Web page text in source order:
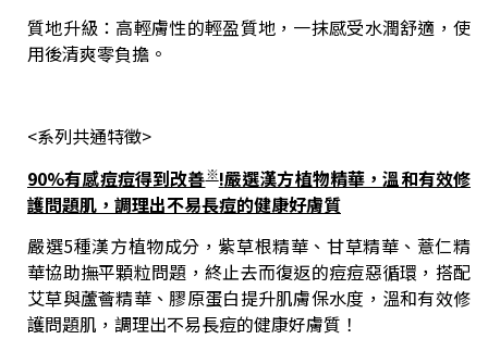
質地升級：高輕膚性的輕盈質地，一抹感受水潤舒適，使
用後清爽零負擔。
<系列共通特徵>
90%有感痘痘得到改善※!嚴選漢方植物精華，溫和有效修
護問題肌，調理出不易長痘的健康好膚質
嚴選5種漢方植物成分，紫草根精華、甘草精華、薏仁精
華協助撫平顆粒問題，終止去而復返的痘痘惡循環，搭配
艾草與蘆薈精華、膠原蛋白提升肌膚保水度，溫和有效修
護問題肌，調理出不易長痘的健康好膚質！